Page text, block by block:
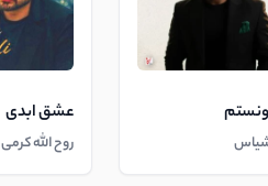
عشق ابدی
روح الله کرمی